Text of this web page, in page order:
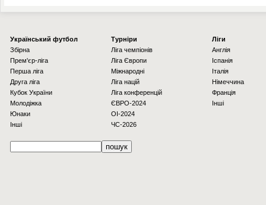
Українcький футбол
Збірна
Прем'єр-ліга
Перша ліга
Друга ліга
Кубок України
Молодіжка
Юнаки
Інші
Турніри
Ліга чемпіонів
Ліга Європи
Міжнародні
Ліга націй
Ліга конференцій
ЄВРО-2024
OI-2024
ЧС-2026
Ліги
Англія
Іспанія
Італія
Німеччина
Франція
Інші